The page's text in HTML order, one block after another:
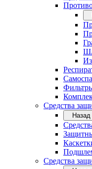
Средства
Назад
Средства